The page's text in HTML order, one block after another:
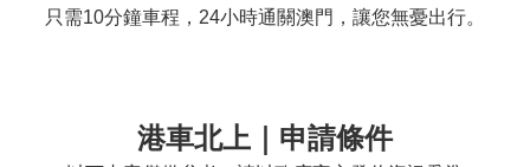
港車北上｜申請條件